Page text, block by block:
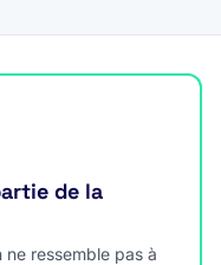
de la
ressemble pas à